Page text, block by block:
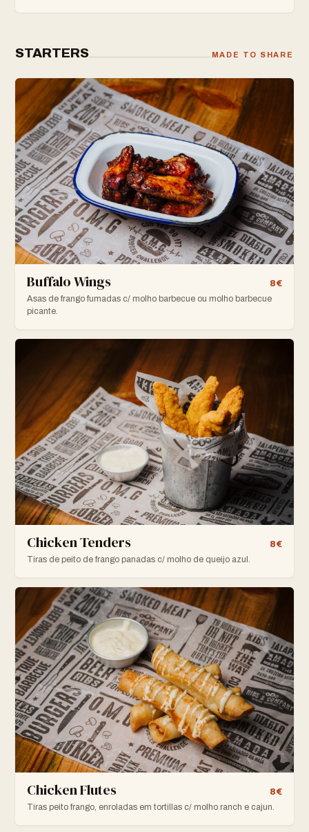
STARTERS MADE TO SHARE
Buffalo Wings
8€
Asas de frango fumadas c/ molho barbecue ou molho barbecue
picante.
Chicken Tenders
8€
Tiras de peito de frango panadas c/ molho de queijo azul.
Chicken Flutes
8€
Tiras peito frango, enroladas em tortillas c/ molho ranch e cajun.